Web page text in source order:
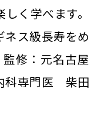
く学べます。
ス級長寿をめ
修：元名古屋
科専門医 柴田